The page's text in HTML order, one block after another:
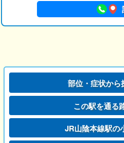
部位・症状から
この駅を通る
JR山陰本線駅の